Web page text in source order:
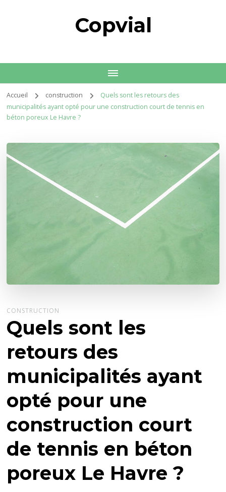
Copvial
Accueil construction
Quels sont les retours des
municipalités ayant opté pour une construction court de tennis en
béton poreux Le Havre ?
CONSTRUCTION
Quels sont les
retours des
municipalités ayant
opté pour une
construction court
de tennis en béton
poreux Le Havre ?